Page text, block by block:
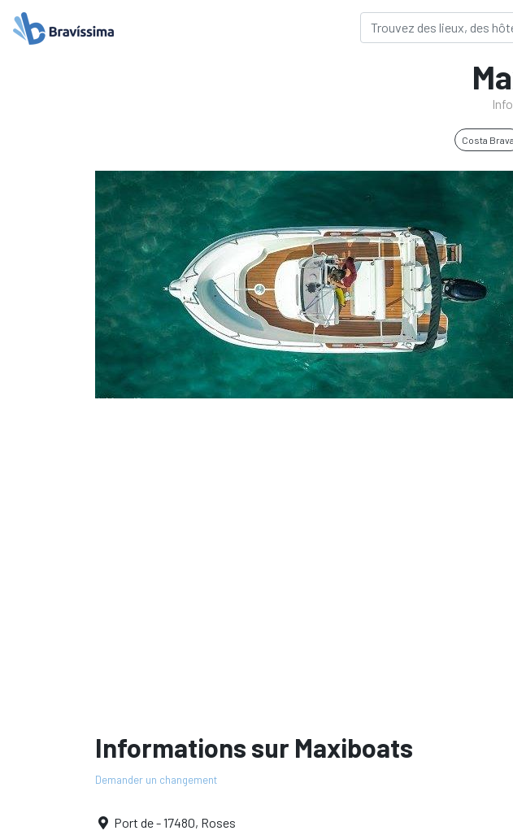
Costa Brava
Informations sur Maxiboats
Demander un changement
Port de - 17480, Roses